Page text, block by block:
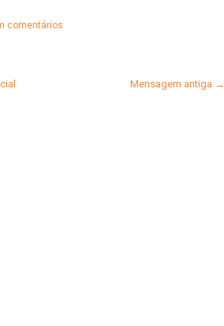
comentários
Mensagem antiga →